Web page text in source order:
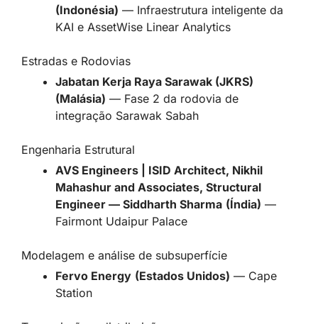
(Indonésia) — Infraestrutura inteligente da
KAI e AssetWise Linear Analytics
Estradas e Rodovias
Jabatan Kerja Raya Sarawak (JKRS)
(Malásia) — Fase 2 da rodovia de
integração Sarawak Sabah
Engenharia Estrutural
AVS Engineers | ISID Architect, Nikhil
Mahashur and Associates, Structural
Engineer — Siddharth Sharma (Índia) —
Fairmont Udaipur Palace
Modelagem e análise de subsuperfície
Fervo Energy (Estados Unidos) — Cape
Station